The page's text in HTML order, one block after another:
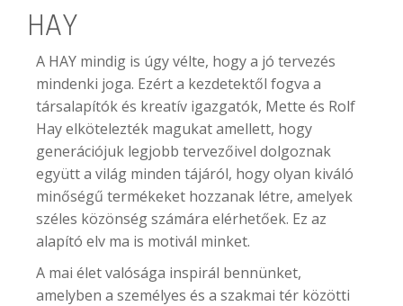
HAY
A HAY mindig is úgy vélte, hogy a jó tervezés
mindenki joga. Ezért a kezdetektől fogva a
társalapítók és kreatív igazgatók, Mette és Rolf
Hay elkötelezték magukat amellett, hogy
generációjuk legjobb tervezőivel dolgoznak
együtt a világ minden tájáról, hogy olyan kiváló
minőségű termékeket hozzanak létre, amelyek
széles közönség számára elérhetőek. Ez az
alapító elv ma is motivál minket.
A mai élet valósága inspirál bennünket,
amelyben a személyes és a szakmai tér közötti